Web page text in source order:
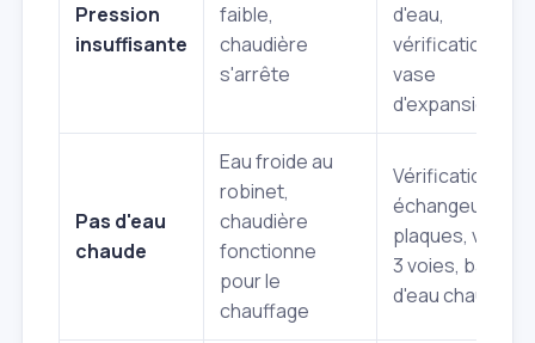
Pression
insuffisante
faible,
chaudière
s'arrête
d'eau,
vérification
vase
d'expansion
Pas d'eau
chaude
Eau froide au
robinet,
chaudière
fonctionne
pour le
chauffage
Vérification
échangeur à
plaques, vanne
3 voies, ballon
d'eau chaude